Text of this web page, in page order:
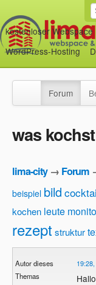
kostenloser Webspace
WordPress-Hosting
Forum
was
lima-city→ Forum
beispiel bild
kochen leute
rezept struktur
Autor dieses
Themas